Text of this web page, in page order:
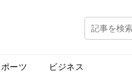
ーツ ビジネス